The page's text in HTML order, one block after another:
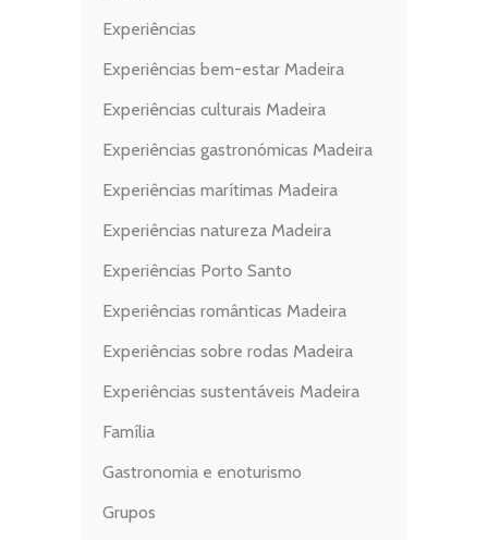
Experiências
Experiências bem-estar Madeira
Experiências culturais Madeira
Experiências gastronómicas Madeira
Experiências marítimas Madeira
Experiências natureza Madeira
Experiências Porto Santo
Experiências românticas Madeira
Experiências sobre rodas Madeira
Experiências sustentáveis Madeira
Família
Gastronomia e enoturismo
Grupos